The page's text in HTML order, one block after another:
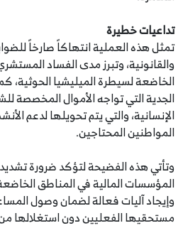
تداعيات خطيرة
تمثل هذه العملية انتهاكاً صارخاً
والقانونية، وتبرز مدى الفساد
الخاضعة لسيطرة الميليشيا الحوثية،
الجدية التي تواجه الأموال المخصصة
الإنسانية، والتي يتم تحويلها لدعم
المواطنين المحتاجين.
وتأتي هذه الفضيحة لتؤكد ضرورة تشديد
المؤسسات المالية في المناطق
وإيجاد آليات فعالة لضمان وصول
مستحقيها الفعليين دون استغلالها